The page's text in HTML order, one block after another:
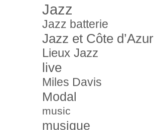
Jazz
Jazz batterie
Jazz et Côte d’Azur
Lieux Jazz
live
Miles Davis
Modal
music
musique